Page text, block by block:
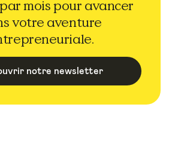
mois pour avancer
votre aventure
notre newsletter